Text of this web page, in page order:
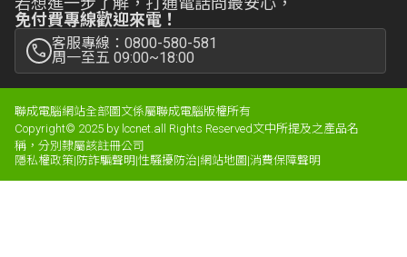
免付費專線歡迎來電！
客服專線：0800-580-581
周一至五 09:00~18:00
聯成電腦網站全部圖文係屬聯成電腦版權所有
Copyright© 2025 by lccnet.all Rights Reserved文中所提及之產品名
稱，分別隸屬該註冊公司
隱私權政策|防詐騙聲明|性騷擾防治|網站地圖|消費保障聲明